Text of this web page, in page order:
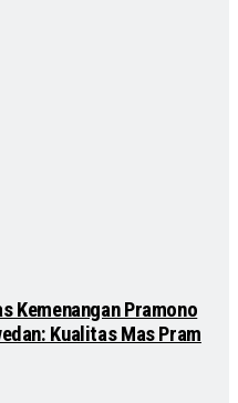
Kemenangan Pramono
Kualitas Mas Pram